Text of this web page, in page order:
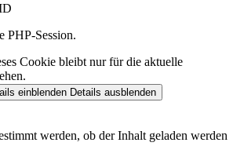
PHP-Session.
Cookie bleibt nur für die aktuelle
einblenden Details ausblenden
werden, ob der Inhalt geladen werden